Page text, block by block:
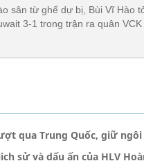
sân từ ghế dự bị, Bùi Vĩ Hào
3-1 trong trận ra quân VCK
qua Trung Quốc, giữ
sử và dấu ấn của HLV